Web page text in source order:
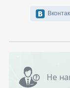
Не